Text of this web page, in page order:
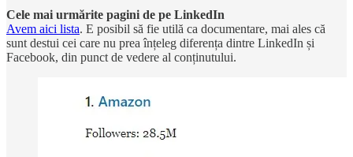
Cele mai urmărite pagini de pe LinkedIn
Avem aici lista. E posibil să fie utilă ca documentare, mai ales că
sunt destui cei care nu prea înțeleg diferența dintre LinkedIn și
Facebook, din punct de vedere al conținutului.